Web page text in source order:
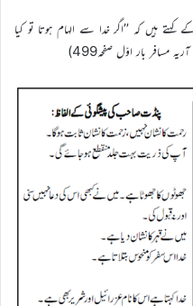
ہیں کہ ’’اگر خدا سے الہام ہوتا تو کیا
مسافر بار اوّل صفحہ499)